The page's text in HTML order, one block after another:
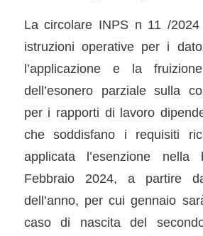
La circolare INPS n 11 /
istruzioni operative per i
l’applicazione e la
dell’esonero parziale sulla
per i rapporti di lavoro
che soddisfano i requisiti
applicata l’esenzione
Febbraio 2024, a partire
dell’anno, per cui gennaio
caso di nascita del